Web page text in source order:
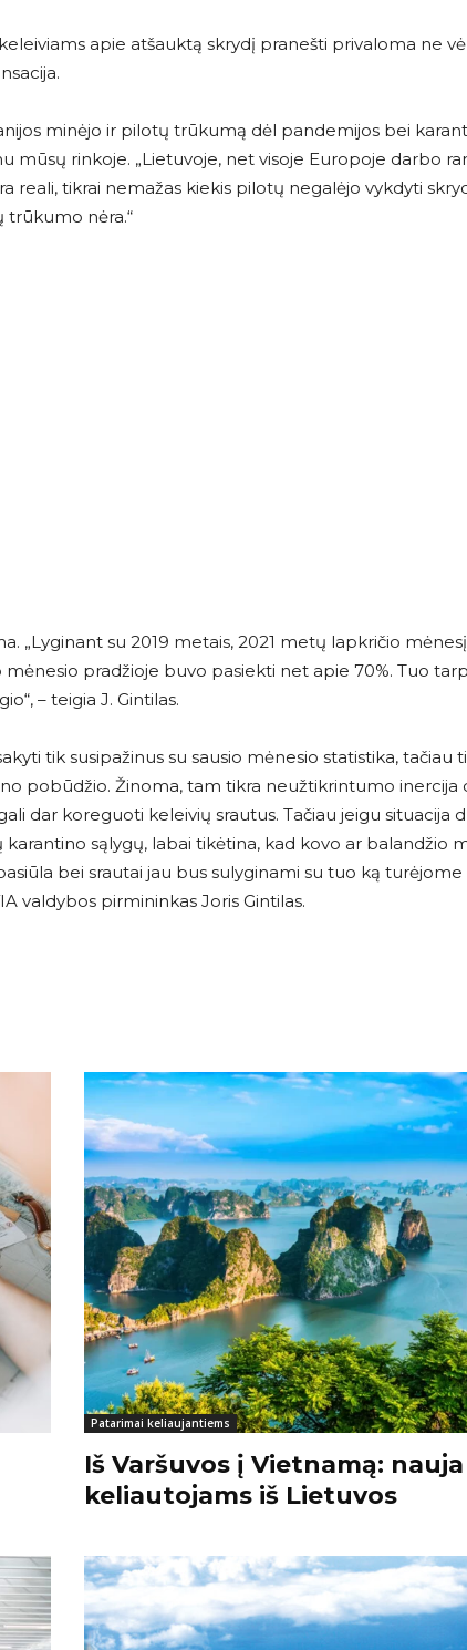
apie atšauktą skrydį pranešti privaloma ne
minėjo ir pilotų trūkumą dėl pandemijos bei
mūsų rinkoje. „Lietuvoje, net visoje Europoje darbo
reali, tikrai nemažas kiekis pilotų negalėjo vykdyti
trūkumo nėra.“
„Lyginant su 2019 metais, 2021 metų lapkričio
pradžioje buvo pasiekti net apie 70%. Tuo
– teigia J. Gintilas.
tik susipažinus su sausio mėnesio statistika, tačiau
pobūdžio. Žinoma, tam tikra neužtikrintumo inercija
dar koreguoti keleivių srautus. Tačiau jeigu situacija
sąlygų, labai tikėtina, kad kovo ar balandžio
bei srautai jau bus sulyginami su tuo ką turėjome
valdybos pirmininkas Joris Gintilas.
Patarimai keliaujantiems
Iš Varšuvos į Vietnamą:
keliautojams iš Lietuvos